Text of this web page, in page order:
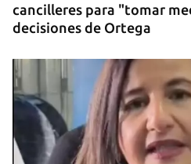
cancilleres para "tomar
decisiones de Ortega